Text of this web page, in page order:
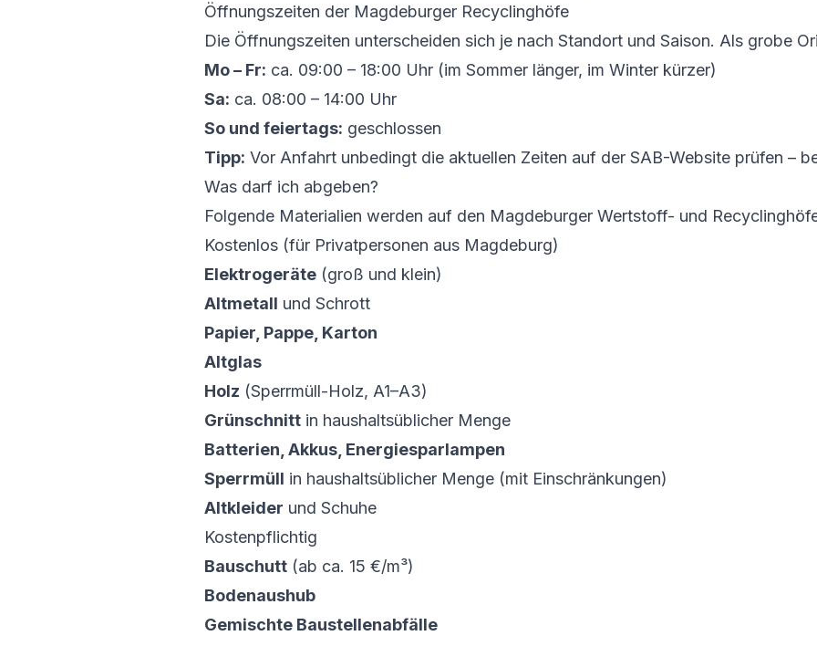
Öffnungszeiten der Magdeburger Recyclinghöfe
Die Öffnungszeiten unterscheiden sich je nach Standort und Saison. Als grobe
Mo – Fr: ca. 09:00 – 18:00 Uhr (im Sommer länger, im Winter kürzer)
Sa: ca. 08:00 – 14:00 Uhr
So und feiertags: geschlossen
Tipp: Vor Anfahrt unbedingt die aktuellen Zeiten auf der SAB-Website prüfen –
Was darf ich abgeben?
Folgende Materialien werden auf den Magdeburger Wertstoff- und
Kostenlos (für Privatpersonen aus Magdeburg)
Elektrogeräte (groß und klein)
Altmetall und Schrott
Papier, Pappe, Karton
Altglas
Holz (Sperrmüll-Holz, A1–A3)
Grünschnitt in haushaltsüblicher Menge
Batterien, Akkus, Energiesparlampen
Sperrmüll in haushaltsüblicher Menge (mit Einschränkungen)
Altkleider und Schuhe
Kostenpflichtig
Bauschutt (ab ca. 15 €/m³)
Bodenaushub
Gemischte Baustellenabfälle